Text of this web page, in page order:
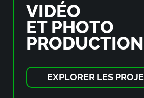
VIDÉO
ET PHOTO
PRODUCTION
EXPLORER LES